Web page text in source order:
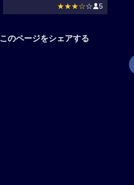
★★★☆☆ 5
このページをシェアする